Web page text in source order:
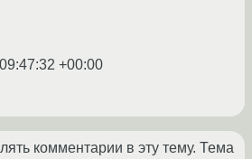
+00:00
комментарии в эту тему. Тема